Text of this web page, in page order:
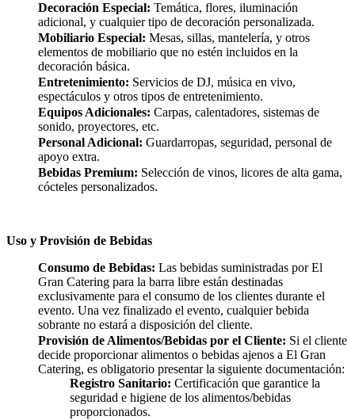
Decoración Especial: Temática, flores, iluminación
adicional, y cualquier tipo de decoración personalizada.
Mobiliario Especial: Mesas, sillas, mantelería, y otros
elementos de mobiliario que no estén incluidos en la
decoración básica.
Entretenimiento: Servicios de DJ, música en vivo,
espectáculos y otros tipos de entretenimiento.
Equipos Adicionales: Carpas, calentadores, sistemas de
sonido, proyectores, etc.
Personal Adicional: Guardarropas, seguridad, personal de
apoyo extra.
Bebidas Premium: Selección de vinos, licores de alta gama,
cócteles personalizados.
Uso y Provisión de Bebidas
Consumo de Bebidas: Las bebidas suministradas por El
Gran Catering para la barra libre están destinadas
exclusivamente para el consumo de los clientes durante el
evento. Una vez finalizado el evento, cualquier bebida
sobrante no estará a disposición del cliente.
Provisión de Alimentos/Bebidas por el Cliente: Si el cliente
decide proporcionar alimentos o bebidas ajenos a El Gran
Catering, es obligatorio presentar la siguiente documentación:
Registro Sanitario: Certificación que garantice la
seguridad e higiene de los alimentos/bebidas
proporcionados.